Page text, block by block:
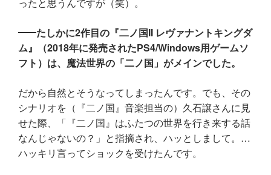
たしかに2作目の『二ノ国II レヴァナントキングダ
ム』（2018年に発売されたPS4/Windows用ゲームソ
フト）は、魔法世界の「二ノ国」がメインでした。
だから自然とそうなってしまったんです。でも、その
シナリオを（『二ノ国』音楽担当の）久石譲さんに見
せた際、「『二ノ国』はふたつの世界を行き来する話
なんじゃないの？」と指摘され、ハッとしまして。…
ハッキリ言ってショックを受けたんです。